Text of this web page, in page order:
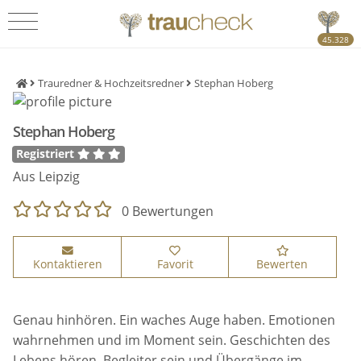
45.328
Trauredner & Hochzeitsredner Stephan Hoberg
Stephan Hoberg
Registriert
Aus Leipzig
0 Bewertungen
Kontaktieren Favorit Bewerten
Genau hinhören. Ein waches Auge haben. Emotionen
wahrnehmen und im Moment sein. Geschichten des